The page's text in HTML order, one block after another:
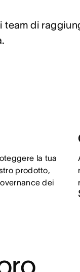
team di
la tua
prodotto,
dei